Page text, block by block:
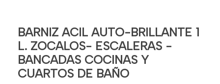
BARNIZ ACIL AUTO-BRILLANTE 1
L. ZOCALOS- ESCALERAS -
BANCADAS COCINAS Y
CUARTOS DE BAÑO